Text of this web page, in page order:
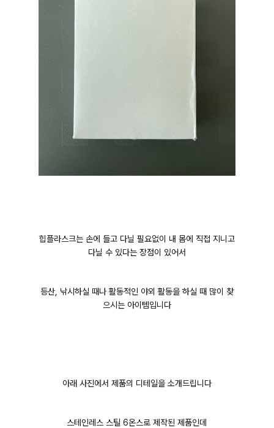
힙플라스크는 손에 들고 다닐 필요없이 내 몸에 직접 지니고
다닐 수 있다는 장점이 있어서
등산, 낚시하실 때나활동적인 야외 활동을 하실 때 많이 찾
으시는 아이템입니다
아래 사진에서 제품의 디테일을 소개드립니다
스테인레스 스틸 6온스로 제작된 제품인데